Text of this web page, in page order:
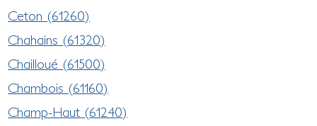
Ceton (61260)
Chahains (61320)
Chailloué (61500)
Chambois (61160)
Champ-Haut (61240)